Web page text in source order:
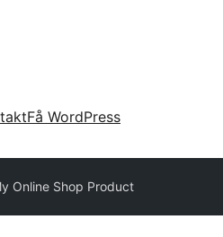
Få WordPress
Online Shop Product